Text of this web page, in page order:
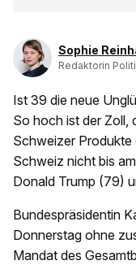
Sophie
Redaktorin
Ist 39 die neue
So hoch ist der Zoll,
Schweizer Produkte
Schweiz nicht bis
Donald Trump (79)
Bundespräsidentin
Donnerstag ohne
Mandat des